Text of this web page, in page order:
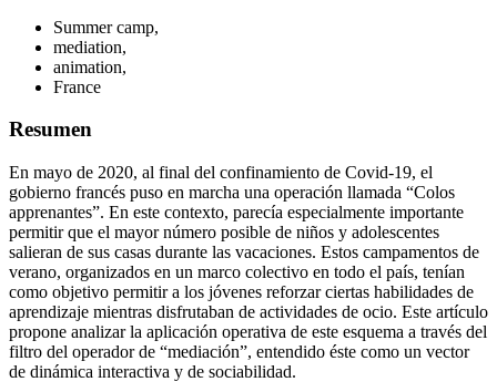
Summer camp,
mediation,
animation,
France
Resumen
En mayo de 2020, al final del confinamiento de Covid-19, el
gobierno francés puso en marcha una operación llamada “Colos
apprenantes”. En este contexto, parecía especialmente importante
permitir que el mayor número posible de niños y adolescentes
salieran de sus casas durante las vacaciones. Estos campamentos de
verano, organizados en un marco colectivo en todo el país, tenían
como objetivo permitir a los jóvenes reforzar ciertas habilidades de
aprendizaje mientras disfrutaban de actividades de ocio. Este artículo
propone analizar la aplicación operativa de este esquema a través del
filtro del operador de “mediación”, entendido éste como un vector
de dinámica interactiva y de sociabilidad.